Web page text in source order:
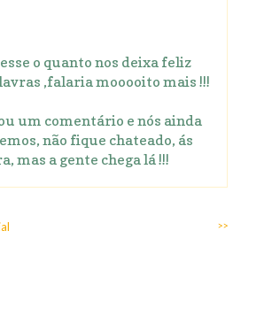
o quanto nos deixa feliz
,falaria mooooito mais !!!
um comentário e nós ainda
não fique chateado, ás
mas a gente chega lá !!!
>>